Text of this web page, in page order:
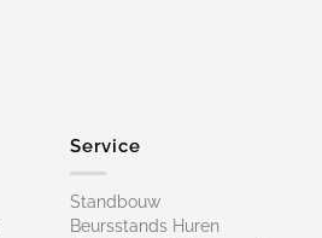
Service
Standbouw
Beursstands Huren